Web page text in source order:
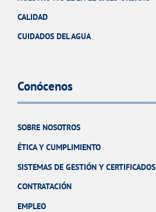
CALIDAD
CUIDADOS DEL AGUA
Conócenos
SOBRE NOSOTROS
ÉTICA Y CUMPLIMIENTO
SISTEMAS DE GESTIÓN Y CERTIFICADOS
CONTRATACIÓN
EMPLEO